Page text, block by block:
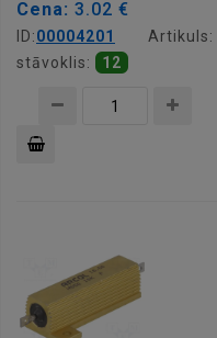
Cena: 3.02 €
ID:00004201 Artikuls:
stāvoklis:
12